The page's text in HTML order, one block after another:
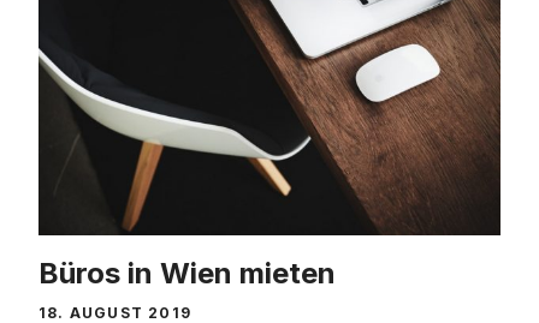
Büros in Wien mieten
18. AUGUST 2019